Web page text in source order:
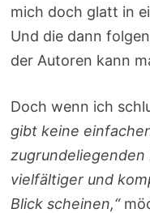
mich doch glatt in
Und die dann
der Autoren kann
Doch wenn ich
gibt keine
zugrundeliegenden
vielfältiger und
Blick scheinen,“